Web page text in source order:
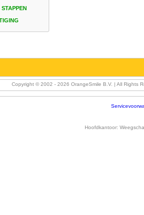
Copyright © 2002 - 2026 OrangeSmile B.V. | All Rights
Hoofdkantoor: